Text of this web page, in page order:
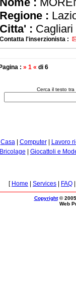
Regione :
Citta' :
Contatta l'inserzionista :
Pagina : » 1 « di 6
Cerca il testo tra
Casa| Computer|
Lavoro
Giocattoli e
[ Home Services FAQ
Copyright©
Web